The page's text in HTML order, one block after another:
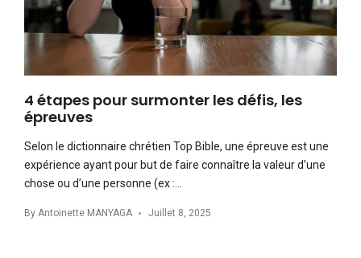
4 étapes pour surmonter les défis, les
épreuves
Selon le dictionnaire chrétien Top Bible, une épreuve est une
expérience ayant pour but de faire connaître la valeur d’une
chose ou d’une personne (ex :…
By Antoinette MANYAGA Juillet 8, 2025